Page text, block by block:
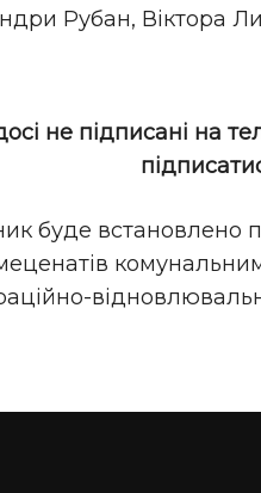
Рубан, Віктора
не підписані на
буде встановлено